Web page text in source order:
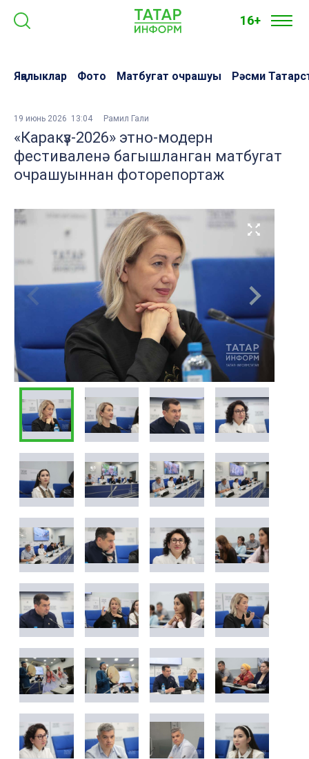
16+
Яңалыклар Фото Матбугат очрашуы Рәсми
19 июнь 2026 13:04 Рамил Гали
«Каракүз-2026» этно-модерн
фестиваленә багышланган матбугат
очрашуыннан фоторепортаж